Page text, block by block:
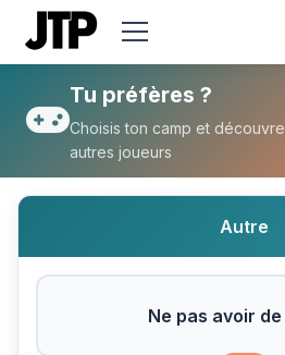
Tu préfères Ne pas
Tu préfères ?
Choisis ton camp et
autres joueurs
Autre
Ne pas avoir